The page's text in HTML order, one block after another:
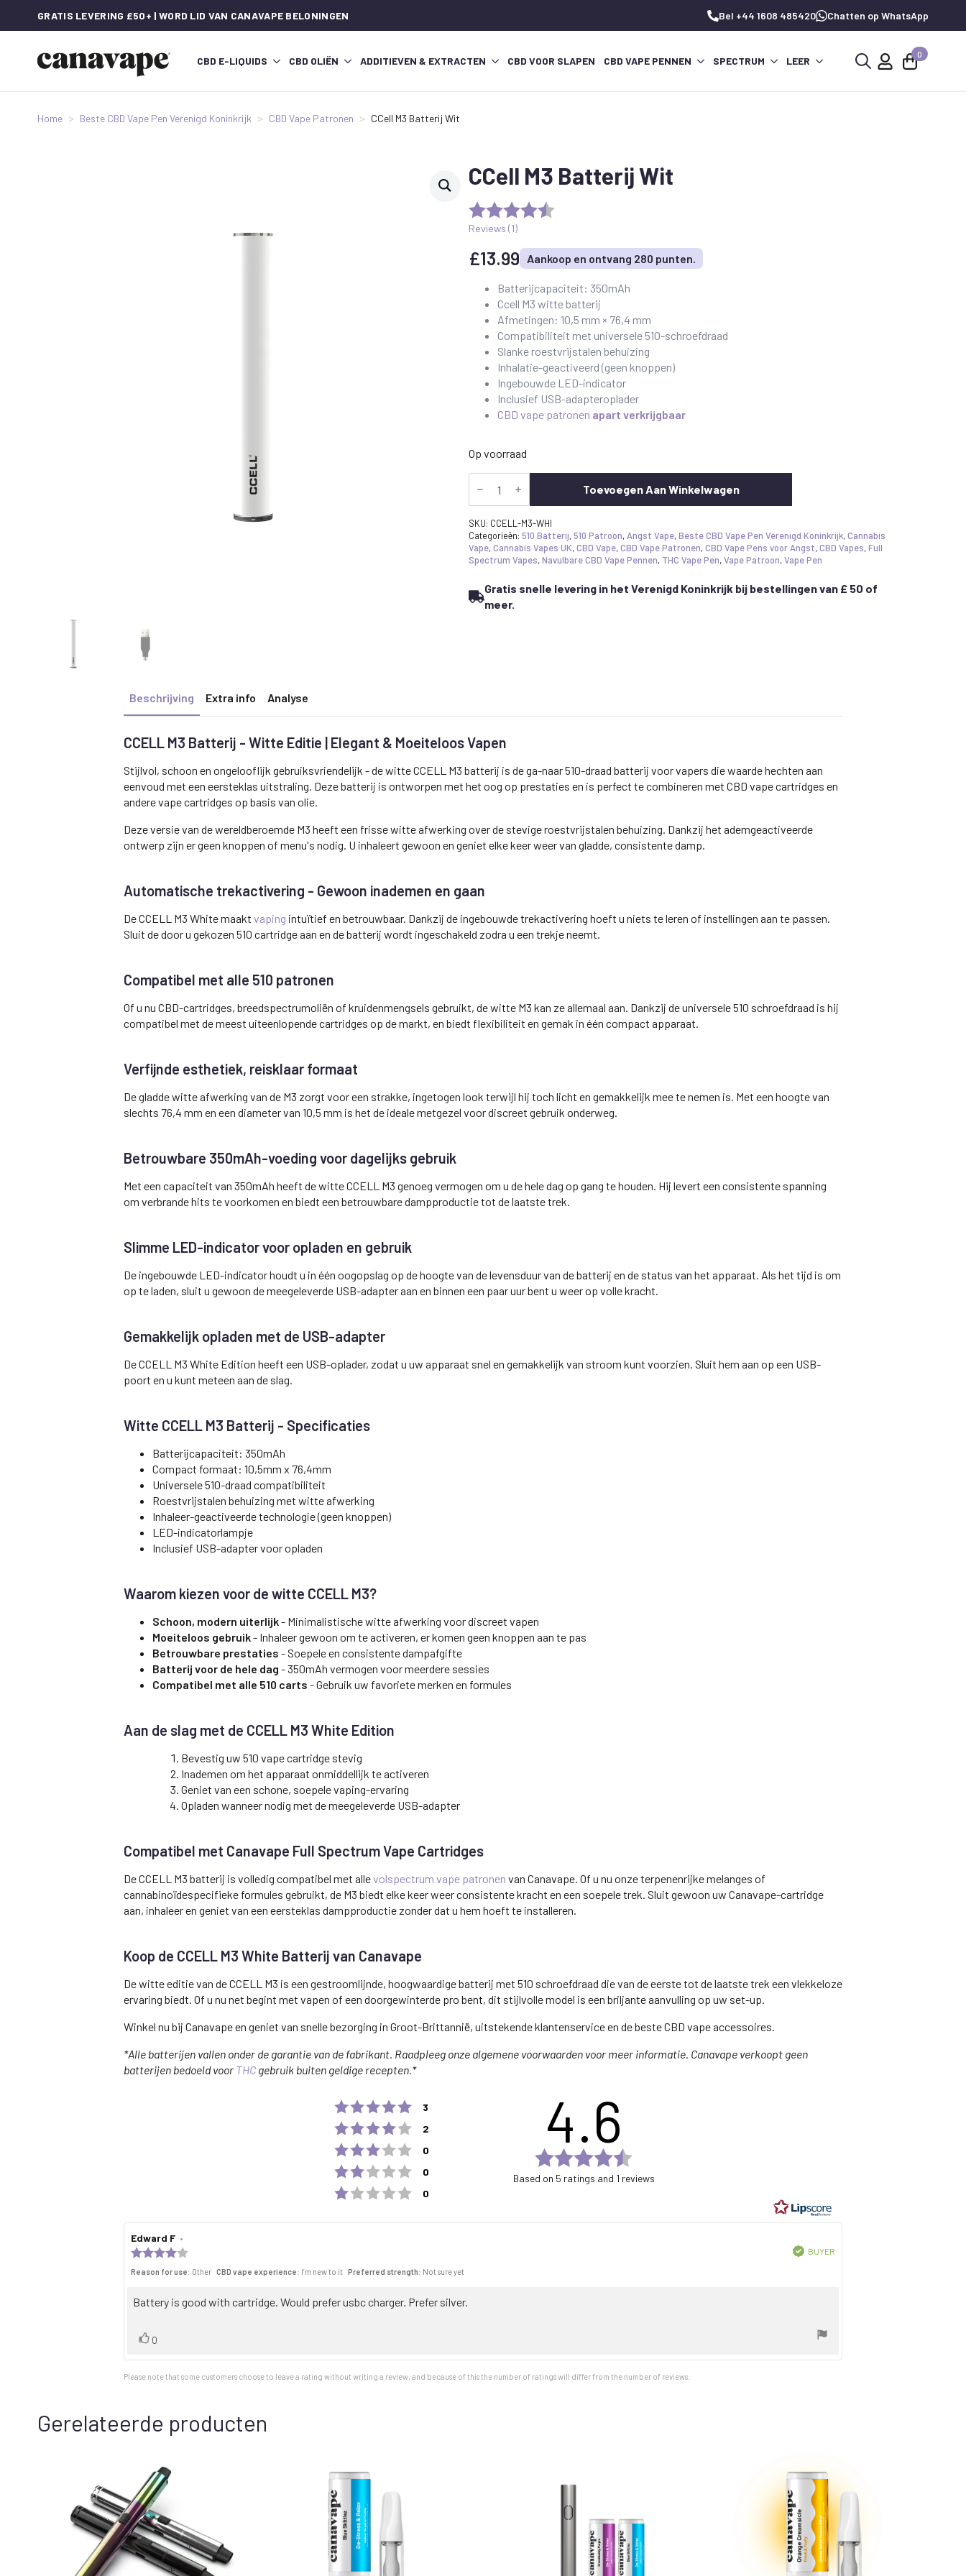
GRATIS LEVERING £50+ | WORD LID VAN CANAVAPE BELONINGEN Bel +44 1608 485420 Chatten op WhatsApp
CBD E-LIQUIDS CBD OLIËN ADDITIEVEN & EXTRACTEN CBD VOOR SLAPEN CBD VAPE PENNEN SPECTRUM LEER
0
Home Beste CBD Vape Pen Verenigd Koninkrijk CBD Vape Patronen CCell M3 Batterij Wit
CCell M3 Batterij Wit
Reviews (1)
£13.99 Aankoop en ontvang 280 punten.
Batterijcapaciteit: 350mAh
Ccell M3 witte batterij
Afmetingen: 10,5 mm × 76,4 mm
Compatibiliteit met universele 510-schroefdraad
Slanke roestvrijstalen behuizing
Inhalatie-geactiveerd (geen knoppen)
Ingebouwde LED-indicator
Inclusief USB-adapteroplader
CBD vape patronen apart verkrijgbaar
Op voorraad
CCell
M3
hoeveelheid
Toevoegen Aan Winkelwagen
SKU: CCELL-M3-WHI
Categorieën: 510 Batterij,510 Patroon,Angst Vape,Beste CBD Vape Pen Verenigd Koninkrijk,Cannabis
Vape,Cannabis Vapes UK,CBD Vape,CBD Vape Patronen,CBD Vape Pens voor Angst,CBD Vapes,Full
Spectrum Vapes,Navulbare CBD Vape Pennen, THC Vape Pen,Vape Patroon,Vape Pen
Gratis snelle levering in het Verenigd Koninkrijk bij bestellingen van £ 50 of
meer.
Beschrijving Extra info Analyse
CCELL M3 Batterij - Witte Editie | Elegant & Moeiteloos Vapen
Stijlvol, schoon en ongelooflijk gebruiksvriendelijk - de witte CCELL M3 batterij is de ga-naar 510-draad batterij voor vapers die waarde hechten aan
eenvoud met een eersteklas uitstraling. Deze batterij is ontworpen met het oog op prestaties en is perfect te combineren met CBD vape cartridges en
andere vape cartridges op basis van olie.
Deze versie van de wereldberoemde M3 heeft een frisse witte afwerking over de stevige roestvrijstalen behuizing. Dankzij het ademgeactiveerde
ontwerp zijn er geen knoppen of menu's nodig. U inhaleert gewoon en geniet elke keer weer van gladde, consistente damp.
Automatische trekactivering - Gewoon inademen en gaan
De CCELL M3 White maakt vaping intuïtief en betrouwbaar. Dankzij de ingebouwde trekactivering hoeft u niets te leren of instellingen aan te passen.
Sluit de door u gekozen 510 cartridge aan en de batterij wordt ingeschakeld zodra u een trekje neemt.
Compatibel met alle 510 patronen
Of u nu CBD-cartridges, breedspectrumoliën of kruidenmengsels gebruikt, de witte M3 kan ze allemaal aan. Dankzij de universele 510 schroefdraad is hij
compatibel met de meest uiteenlopende cartridges op de markt, en biedt flexibiliteit en gemak in één compact apparaat.
Verfijnde esthetiek, reisklaar formaat
De gladde witte afwerking van de M3 zorgt voor een strakke, ingetogen look terwijl hij toch licht en gemakkelijk mee te nemen is. Met een hoogte van
slechts 76,4 mm en een diameter van 10,5 mm is het de ideale metgezel voor discreet gebruik onderweg.
Betrouwbare 350mAh-voeding voor dagelijks gebruik
Met een capaciteit van 350mAh heeft de witte CCELL M3 genoeg vermogen om u de hele dag op gang te houden. Hij levert een consistente spanning
om verbrande hits te voorkomen en biedt een betrouwbare dampproductie tot de laatste trek.
Slimme LED-indicator voor opladen en gebruik
De ingebouwde LED-indicator houdt u in één oogopslag op de hoogte van de levensduur van de batterij en de status van het apparaat. Als het tijd is om
op te laden, sluit u gewoon de meegeleverde USB-adapter aan en binnen een paar uur bent u weer op volle kracht.
Gemakkelijk opladen met de USB-adapter
De CCELL M3 White Edition heeft een USB-oplader, zodat u uw apparaat snel en gemakkelijk van stroom kunt voorzien. Sluit hem aan op een USB-
poort en u kunt meteen aan de slag.
Witte CCELL M3 Batterij - Specificaties
Batterijcapaciteit: 350mAh
Compact formaat: 10,5mm x 76,4mm
Universele 510-draad compatibiliteit
Roestvrijstalen behuizing met witte afwerking
Inhaleer-geactiveerde technologie (geen knoppen)
LED-indicatorlampje
Inclusief USB-adapter voor opladen
Waarom kiezen voor de witte CCELL M3?
Schoon, modern uiterlijk- Minimalistische witte afwerking voor discreet vapen
Moeiteloos gebruik- Inhaleer gewoon om te activeren, er komen geen knoppen aan te pas
Betrouwbare prestaties - Soepele en consistente dampafgifte
Batterij voor de hele dag - 350mAh vermogen voor meerdere sessies
Compatibel met alle 510 carts - Gebruik uw favoriete merken en formules
Aan de slag met de CCELL M3 White Edition
Bevestig uw 510 vape cartridge stevig
Inademen om het apparaat onmiddellijk te activeren
Geniet van een schone, soepele vaping-ervaring
Opladen wanneer nodig met de meegeleverde USB-adapter
Compatibel met Canavape Full Spectrum Vape Cartridges
De CCELL M3 batterij is volledig compatibel met allevolspectrum vape patronen van Canavape. Of u nu onze terpenenrijke melanges of
cannabinoïdespecifieke formules gebruikt, de M3 biedt elke keer weer consistente kracht en een soepele trek. Sluit gewoon uw Canavape-cartridge
aan, inhaleer en geniet van een eersteklas dampproductie zonder dat u hem hoeft te installeren.
Koop de CCELL M3 White Batterij van Canavape
De witte editie van de CCELL M3 is een gestroomlijnde, hoogwaardige batterij met 510 schroefdraad die van de eerste tot de laatste trek een vlekkeloze
ervaring biedt. Of u nu net begint met vapen of een doorgewinterde pro bent, dit stijlvolle model is een briljante aanvulling op uw set-up.
Winkel nu bij Canavape en geniet van snelle bezorging in Groot-Brittannië, uitstekende klantenservice en de beste CBD vape accessoires.
*Alle batterijen vallen onder de garantie van de fabrikant. Raadpleeg onze algemene voorwaarden voor meer informatie. Canavape verkoopt geen
batterijen bedoeld voor THC gebruik buiten geldige recepten.*
Rating 5 out of 5 stars
3
Rating 4 out of 5 stars
2
Rating 3 out of 5 stars
0
Rating 2 out of 5 stars
0
Rating 1 out of 5 stars
0
4.6
4.6
5
Based on 5 ratings and 1 reviews
Review
author:
Edward F •
date:
4.0
5
Reason for use: Other CBD vape experience: I’m new to it Preferred strength: Not sure yet
Verified
BUYER
Review
Battery is good with cartridge. Would prefer usbc charger. Prefer silver.
Vote
0
Please note that some customers choose to leave a rating without writing a review, and because of this the number of ratings will differ from the number of reviews.
Gerelateerde producten